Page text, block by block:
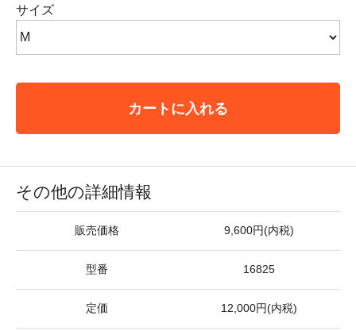
サイズ
カートに入れる
その他の詳細情報
販売価格 9,600円(内税)
型番 16825
定価 12,000円(内税)